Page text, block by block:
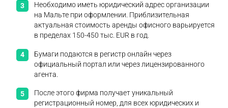
Необходимо иметь юридический адрес организации
на Мальте при оформлении. Приблизительная
актуальная стоимость аренды офисного варьируется
в пределах 150-450 тыс. EUR в год.
Бумаги подаются в регистр онлайн через
официальный портал или через лицензированного
агента.
После этого фирма получает уникальный
регистрационный номер, для всех юридических и